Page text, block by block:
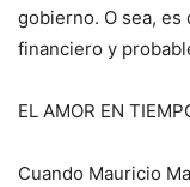
gobierno. O sea,
financiero y
EL AMOR EN
Cuando Mauricio